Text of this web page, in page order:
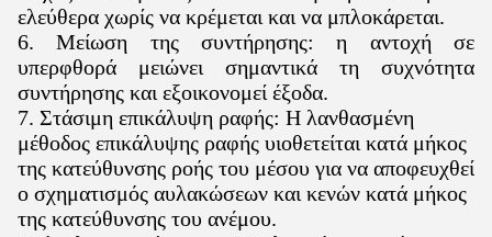
ελεύθερα χωρίς να κρέμεται και να μπλοκάρεται.
6. Μείωση της συντήρησης: η αντοχή σε
υπερφθορά μειώνει σημαντικά τη συχνότητα
συντήρησης και εξοικονομεί έξοδα.
7. Στάσιμη επικάλυψη ραφής: Η λανθασμένη
μέθοδος επικάλυψης ραφής υιοθετείται κατά μήκος
της κατεύθυνσης ροής του μέσου για να αποφευχθεί
ο σχηματισμός αυλακώσεων και κενών κατά μήκος
της κατεύθυνσης του ανέμου.